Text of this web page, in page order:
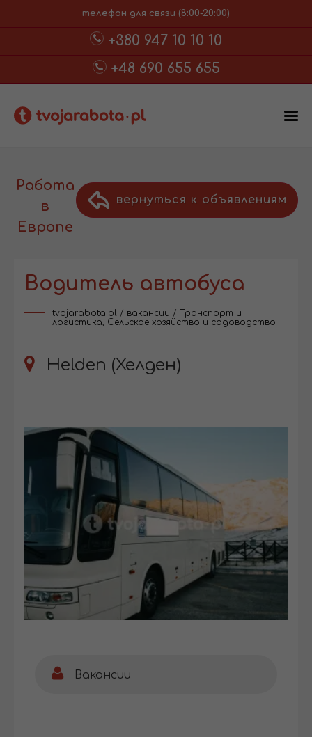
телефон для связи (8:00-20:00)
+380 947 10 10 10
+48 690 655 655
вернуться к объявлениям
Работа
в
Европе
Водитель автобуса
tvojarabota.pl / вакансии /
Транспорт и
логистика, Сельское хозяйство и садоводство
Helden (Хелден)
Вакансии